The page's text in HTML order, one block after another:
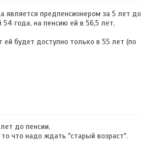
является предпенсионером за 5 лет до
54 года, на пенсию ей в 56,5 лет,
ей будет доступно только в 55 лет (по
до пенсии.
что надо ждать "старый возраст".